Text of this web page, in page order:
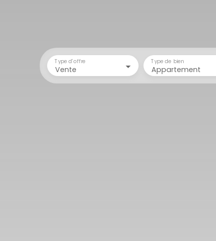
Vente
Type d'offre
Appartement
Type de bien